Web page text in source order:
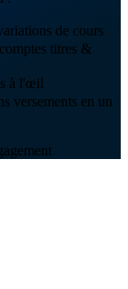
de cours
titres &
à l'œil
versements en un